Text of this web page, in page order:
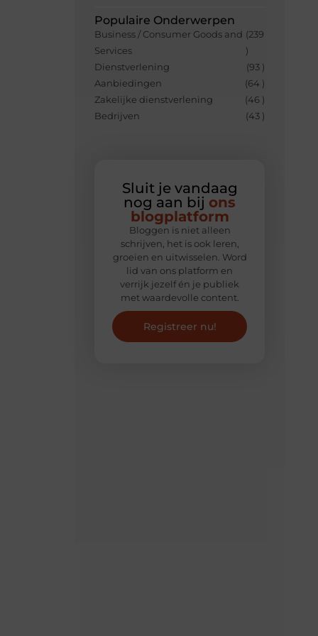
Populaire Onderwerpen
Business / Consumer Goods and
Services
(239
)
Dienstverlening
(93 )
Aanbiedingen
(64 )
Zakelijke dienstverlening
(46 )
Bedrijven
(43 )
Sluit je vandaag
nog aan bij ons
blogplatform
Bloggen is niet alleen
schrijven, het is ook leren,
groeien en uitwisselen. Word
lid van ons platform en
verrijk jezelf én je publiek
met waardevolle content.
Registreer nu!